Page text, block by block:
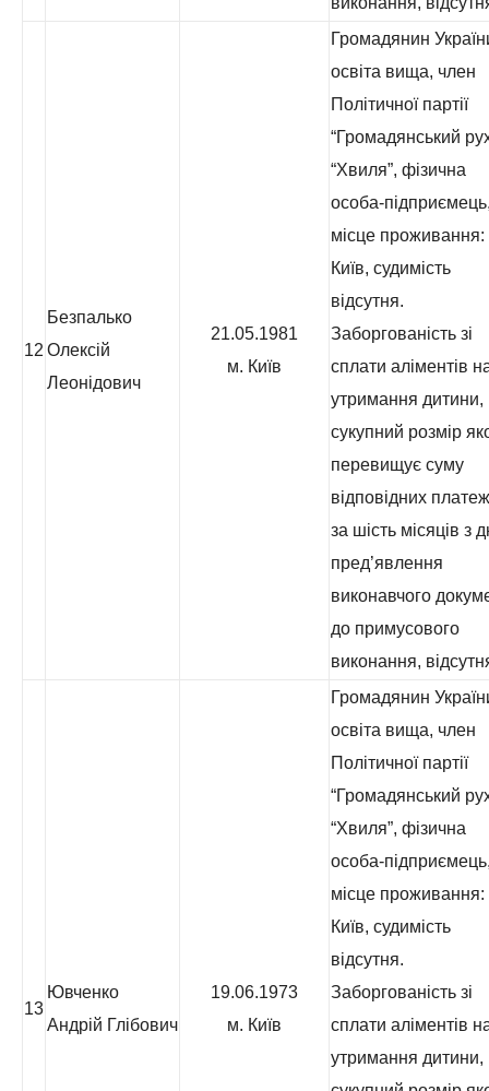
12
Безпалько
Олексій
Леонідович
21.05.1981
м. Київ
Громадянин
освіта вища, член
Політичної партії
“Громадянський
“Хвиля”, фізична
особа-
місце
Київ, судимість
відсутня.
Заборгованість зі
сплати аліментів
утримання дитини,
сукупний розмір
перевищує суму
відповідних
за шість місяців з
пред’явлення
виконавчого
до примусового
виконання,
13
Ювченко
Андрій Глібович
19.06.1973
м. Київ
Громадянин
освіта вища, член
Політичної партії
“Громадянський
“Хвиля”, фізична
особа-
місце
Київ, судимість
відсутня.
Заборгованість зі
сплати аліментів
утримання дитини,